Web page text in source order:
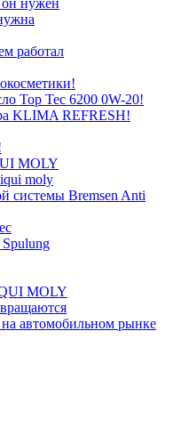
он нужен
работал
Top Tec 6200 0W-20!
KLIMA REFRESH!
MOLY
moly
системы Bremsen Anti
MOLY
автомобильном рынке